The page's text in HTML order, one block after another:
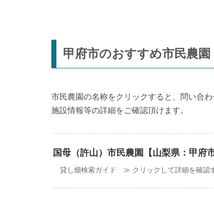
甲府市のおすすめ市民農
市民農園の名称をクリックすると、問い合
施設情報等の詳細をご確認頂けます。
国母（許山）市民農園【山梨県：甲府
貸し畑検索ガイド ≫ クリックして詳細を確認